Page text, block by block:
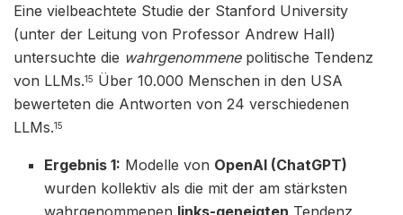
Eine vielbeachtete Studie der Stanford University
(unter der Leitung von Professor Andrew Hall)
untersuchte die wahrgenommenepolitische Tendenz
von LLMs.15 Über 10.000 Menschen in den USA
bewerteten die Antworten von 24 verschiedenen
LLMs.15
Ergebnis 1: Modelle von OpenAI (ChatGPT)
wurden kollektiv als die mit der am stärksten
wahrgenommenen links-geneigten Tendenz